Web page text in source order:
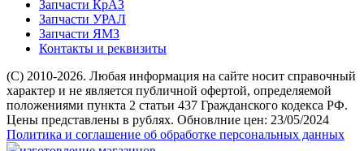
Запчасти КрАЗ
Запчасти УРАЛ
Запчасти ЯМЗ
Контакты и реквизиты
(C) 2010-2026. Любая информация на сайте носит справочный
характер и не является публичной офертой, определяемой
положениями пункта 2 статьи 437 Гражданского кодекса РФ.
Цены представлены в рублях. Обновлние цен: 23/05/2024
Политика и соглашение об обработке персональных данных